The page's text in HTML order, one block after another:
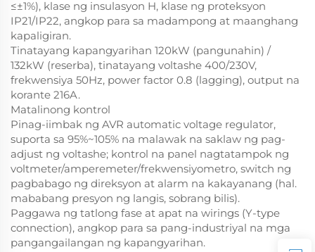
≤±1%), klase ng insulasyon H, klase ng proteksyon
IP21/IP22, angkop para sa madampong at maanghang
kapaligiran.
Tinatayang kapangyarihan 120kW (pangunahin) /
132kW (reserba), tinatayang voltashe 400/230V,
frekwensiya 50Hz, power factor 0.8 (lagging), output na
korante 216A.
Matalinong kontrol
Pinag-iimbak ng AVR automatic voltage regulator,
suporta sa 95%~105% na malawak na saklaw ng pag-
adjust ng voltashe; kontrol na panel nagtatampok ng
voltmeter/amperemeter/frekwensiyometro, switch ng
pagbabago ng direksyon at alarm na kakayanang (hal.
mababang presyon ng langis, sobrang bilis).
Paggawa ng tatlong fase at apat na wirings (Y-type
connection), angkop para sa pang-industriyal na mga
pangangailangan ng kapangyarihan.